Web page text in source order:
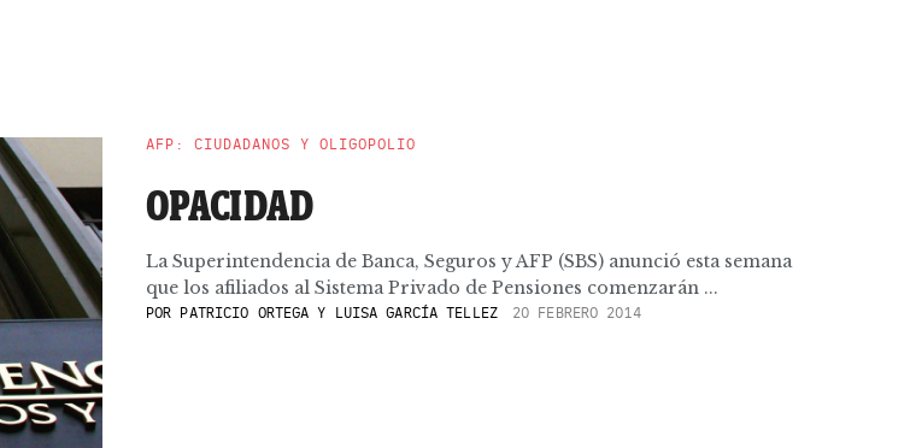
AFP: CIUDADANOS Y OLIGOPOLIO
OPACIDAD
La Superintendencia de Banca, Seguros y AFP (SBS) anunció esta semana
que los afiliados al Sistema Privado de Pensiones comenzarán ...
POR PATRICIO ORTEGA Y LUISA GARCÍA TELLEZ 20 FEBRERO 2014